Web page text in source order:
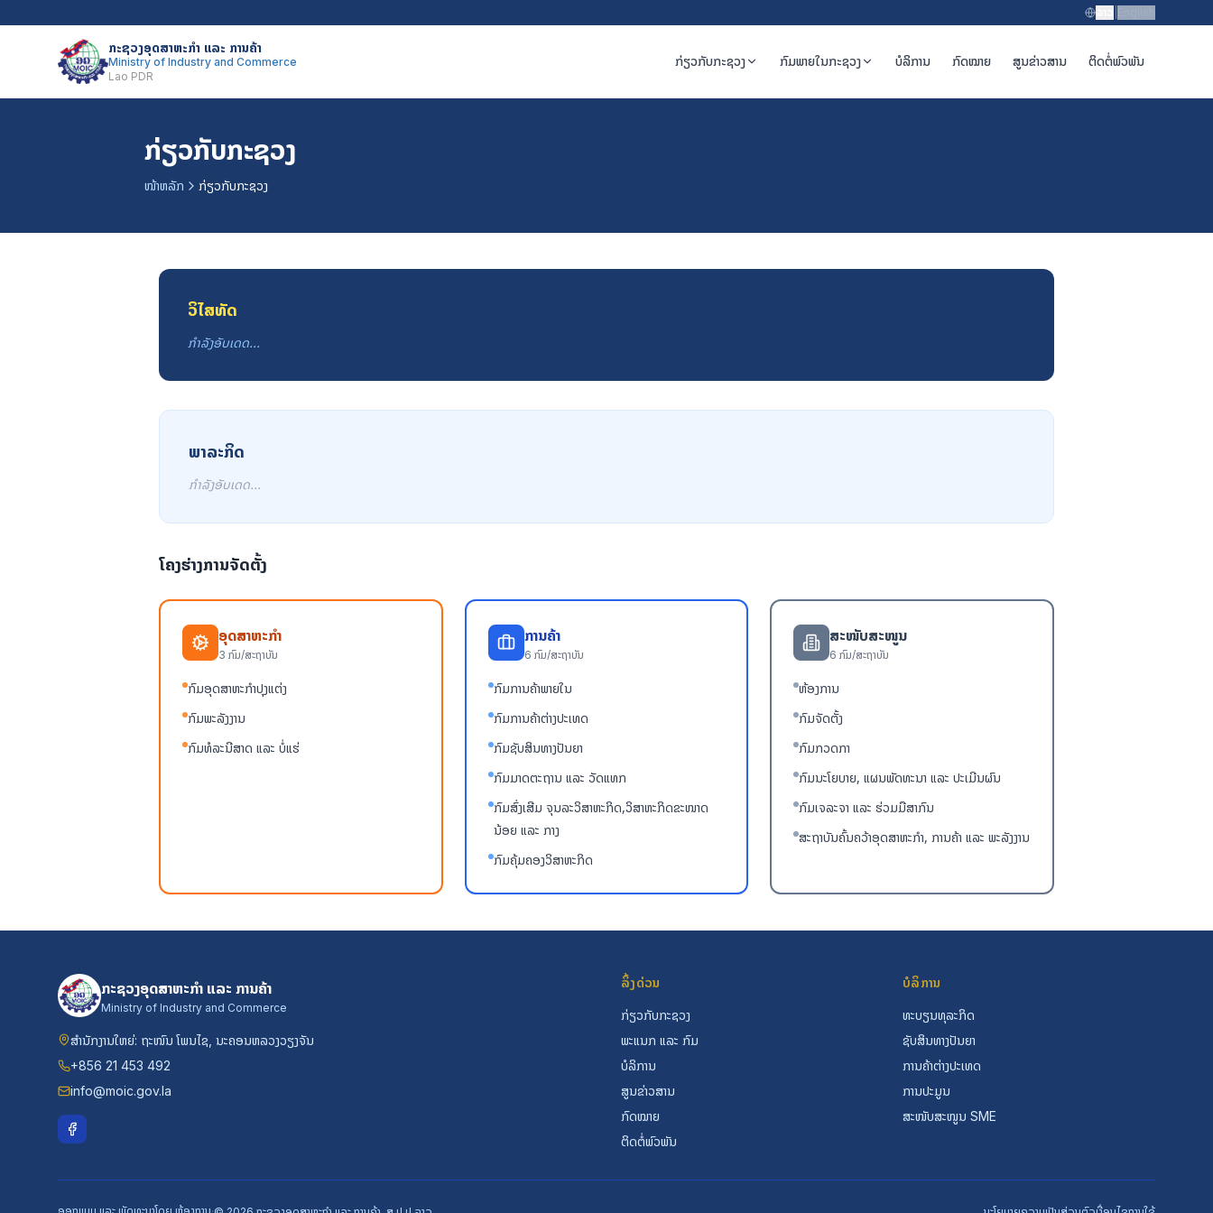
ກະຊວງອຸດສາຫະກຳ ແລະ ການຄ້າ
Ministry of Industry and Commerce
Lao PDR
ກ່ຽວກັບກະຊວງ ກົມພາຍໃນກະຊວງ ບໍລິການ ກົດໝາຍ ສູນຂ່າວສານ ຕິດຕໍ່ພົວພັນ
ກ່ຽວກັບກະຊວງ
ໜ້າຫລັກ ກ່ຽວກັບກະຊວງ
ວິໄສທັດ
ກຳລັງອັບເດດ...
ພາລະກິດ
ກຳລັງອັບເດດ...
ໂຄງຮ່າງການຈັດຕັ້ງ
ອຸດສາຫະກຳ
3 ກົມ/ສະຖາບັນ
ກົມອຸດສາຫະກຳປຸງແຕ່ງ
ກົມພະລັງງານ
ກົມທໍລະນີສາດ ແລະ ບໍ່ແຮ່
ການຄ້າ
6 ກົມ/ສະຖາບັນ
ກົມການຄ້າພາຍໃນ
ກົມການຄ້າຕ່າງປະເທດ
ກົມຊັບສິນທາງປັນຍາ
ກົມມາດຕະຖານ ແລະ ວັດແທກ
ກົມສົ່ງເສີມ ຈຸນລະວິສາຫະກິດ,ວິສາຫະກິດຂະໜາດ
ນ້ອຍ ແລະ ກາງ
ກົມຄຸ້ມຄອງວິສາຫະກິດ
ສະໜັບສະໜູນ
6 ກົມ/ສະຖາບັນ
ຫ້ອງການ
ກົມຈັດຕັ້ງ
ກົມກວດກາ
ກົມນະໂຍບາຍ, ແຜນພັດທະນາ ແລະ ປະເມີນຜົນ
ກົມເຈລະຈາ ແລະ ຮ່ວມມືສາກົນ
ສະຖາບັນຄົ້ນຄວ້າອຸດສາຫະກຳ, ການຄ້າ ແລະ ພະລັງງານ
ກະຊວງອຸດສາຫະກຳ ແລະ ການຄ້າ
Ministry of Industry and Commerce
ສຳນັກງານໃຫຍ່: ຖະໜົນ ໂພນໄຊ, ນະຄອນຫລວງວຽງຈັນ
+856 21 453 492
info@moic.gov.la
ລິ້ງດ່ວນ
ກ່ຽວກັບກະຊວງ
ພະແນກ ແລະ ກົມ
ບໍລິການ
ສູນຂ່າວສານ
ກົດໝາຍ
ຕິດຕໍ່ພົວພັນ
ບໍລິການ
ທະບຽນທຸລະກິດ
ຊັບສິນທາງປັນຍາ
ການຄ້າຕ່າງປະເທດ
ການປະມູນ
ສະໜັບສະໜູນ SME